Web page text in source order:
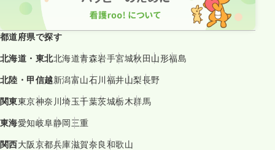
都道府県で探す
北海道・東北北海道青森岩手宮城秋田山形福島
北陸・甲信越新潟富山石川福井山梨長野
関東東京神奈川埼玉千葉茨城栃木群馬
東海愛知岐阜静岡三重
関西大阪京都兵庫滋賀奈良和歌山